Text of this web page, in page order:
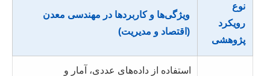
نوع
رویکرد
پژوهشی
ویژگی‌ها و کاربردها در مهندسی معدن
(اقتصاد و مدیریت)
استفاده از داده‌های عددی، آمار و